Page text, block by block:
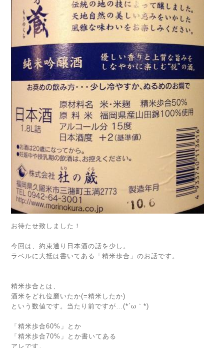
お待たせ致しました！
今回は、約束通り日本酒の話を少し。
ラベルに大抵は書いてある「精米歩合」のお話です。
精米歩合とは、
酒米をどれ位磨いたか(=精米したか)
という数値です。当たり前ですが…(*´ω｀*)ゞ
「精米歩合60%」とか
「精米歩合70%」とか書いてある
アレです。